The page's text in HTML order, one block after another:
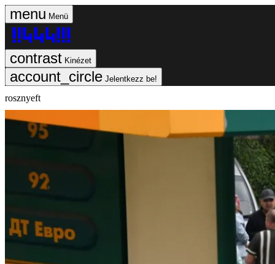
Menü
Kinézet
Jelentkezz be!
rosznyeft